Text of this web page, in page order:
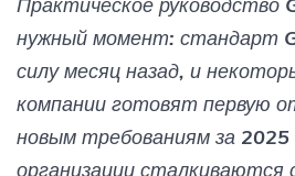
нужный момент: стандарт
силу месяц назад, и
компании готовят первую
новым требованиям за
организации